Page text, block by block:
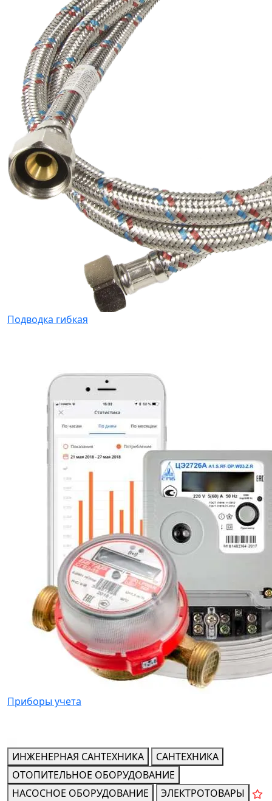
Подводка гибкая
Приборы учета
ИНЖЕНЕРНАЯ САНТЕХНИКА
САНТЕХНИКА
ОТОПИТЕЛЬНОЕ ОБОРУДОВАНИЕ
НАСОСНОЕ ОБОРУДОВАНИЕ
ЭЛЕКТРОТОВАРЫ